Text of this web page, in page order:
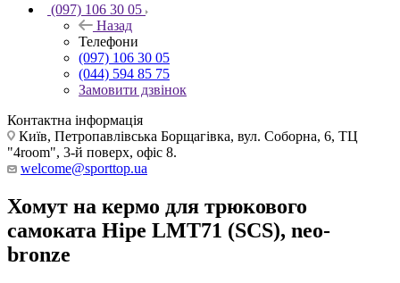
(097) 106 30 05
Назад
Телефони
(097) 106 30 05
(044) 594 85 75
Замовити дзвінок
Контактна інформація
Київ, Петропавлівська Борщагівка, вул. Соборна, 6, ТЦ
"4room", 3-й поверх, офіс 8.
welcome@sporttop.ua
Хомут на кермо для трюкового
самоката Hipe LMT71 (SCS), neo-
bronze